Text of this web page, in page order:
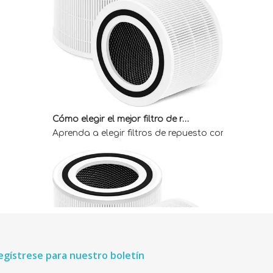
Aprenda a elegir filtros de repuesto compatibles
para nuestro boletín